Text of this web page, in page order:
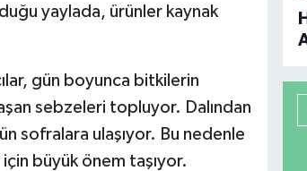
yaylada, ürünler kaynak
gün boyunca bitkilerin
sebzeleri topluyor. Dalından
sofralara ulaşıyor. Bu nedenle
büyük önem taşıyor.